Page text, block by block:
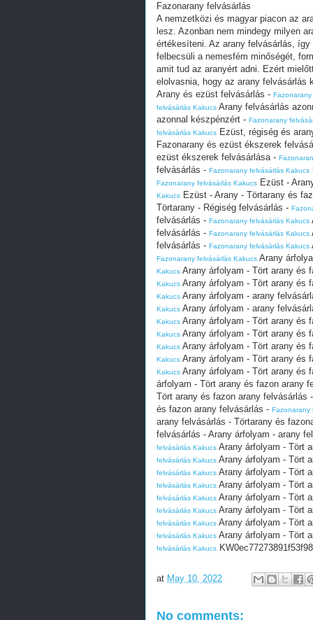
Fazonarany felvásárlás
A nemzetközi és magyar piacon az
lesz. Azonban nem mindegy milyen
értékesíteni. Az arany felvásárlás,
felbecsüli a nemesfém minőségét,
amit tud az aranyért adni. Ezért
elolvasnia, hogy az arany felvásárlás
Arany és ezüst felvásárlás -
felvásárlás Kakucs Arany felvásárlás
azonnal készpénzért - Fazonarany
felvásárlás Kakucs Ezüst, régiség és
Fazonarany és ezüst ékszerek
ezüst ékszerek felvásárlása -
felvásárlás - Fazonarany felvásárlás Kakucs
Fazonarany felvásárlás Kakucs Ezüst -
Kakucs Ezüst - Arany - Törtarany és
Törtarany - Régiség felvásárlás -
felvásárlás - Fazonarany felvásárlás Kakucs
felvásárlás - Fazonarany felvásárlás Kakucs
felvásárlás - Fazonarany felvásárlás Kakucs
Fazonarany felvásárlás Kakucs Arany
Kakucs Arany árfolyam - Tört arany és
Kakucs Arany árfolyam - Tört arany és
Kakucs Arany árfolyam - arany
Kakucs Arany árfolyam - arany
Kakucs Arany árfolyam - Tört arany és
Kakucs Arany árfolyam - Tört arany és
Kakucs Arany árfolyam - Tört arany és
Kakucs Arany árfolyam - Tört arany és
Kakucs Arany árfolyam - Tört arany és
árfolyam - Tört arany és fazon arany
Tört arany és fazon arany felvásárlás -
és fazon arany felvásárlás - Fazonarany
arany felvásárlás - Törtarany és
felvásárlás - Arany árfolyam - arany
felvásárlás Kakucs Arany árfolyam - Tört
felvásárlás Kakucs Arany árfolyam - Tört
felvásárlás Kakucs Arany árfolyam - Tört
felvásárlás Kakucs Arany árfolyam - Tört
felvásárlás Kakucs Arany árfolyam - Tört
felvásárlás Kakucs Arany árfolyam - Tört
felvásárlás Kakucs Arany árfolyam - Tört
felvásárlás Kakucs Arany árfolyam - Tört
felvásárlás Kakucs
at May 10, 2022
No comments: